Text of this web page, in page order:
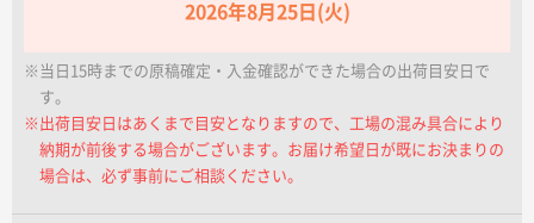
2026年8月25日(火)
※当日15時までの原稿確定・入金確認ができた場合の出荷目安日で
す。
※出荷目安日はあくまで目安となりますので、工場の混み具合により
納期が前後する場合がございます。お届け希望日が既にお決まりの
場合は、必ず事前にご相談ください。